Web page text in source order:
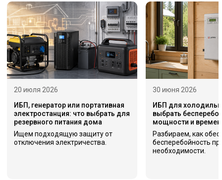
20 июля 2026
ИБП, генератор или портативная
электростанция: что выбрать для
резервного питания дома
Ищем подходящую защиту от
отключения электричества.
30 июня 2026
ИБП для
выбрать
мощности и
Разбираем, как
бесперебойность
необходимости.